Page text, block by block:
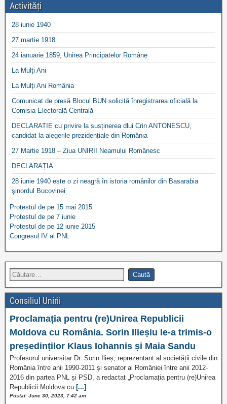
Activități
28 iunie 1940
27 martie 1918
24 ianuarie 1859, Unirea Principatelor Române
La Mulți Ani
La Mulți Ani România
Comunicat de presă Blocul BUN solicită înregistrarea oficială la
Comisia Electorală Centrală
DECLARATIE cu privire la susținerea dlui Crin ANTONESCU,
candidat la alegerile prezidențiale din România
27 Martie 1918 – Ziua UNIRII Neamului Românesc
DECLARAȚIA
28 iunie 1940 este o zi neagră în istoria românilor din Basarabia
şinordul Bucovinei
Protestul de pe 15 mai 2015
Protestul de pe 7 iunie
Protestul de pe 12 iunie 2015
Congresul IV al PNL
Consiliul Unirii
Proclamația pentru (re)Unirea Republicii
Moldova cu România. Sorin Ilieșiu le-a trimis-o
președinților Klaus Iohannis și Maia Sandu
Profesorul universitar Dr. Sorin Ilieș, reprezentant al societății civile din
România între anii 1990-2011 și senator al României între anii 2012-
2016 din partea PNL și PSD, a redactat „Proclamația pentru (re)Unirea
Republicii Moldova cu [...]
Postat: June 30, 2023, 7:42 am